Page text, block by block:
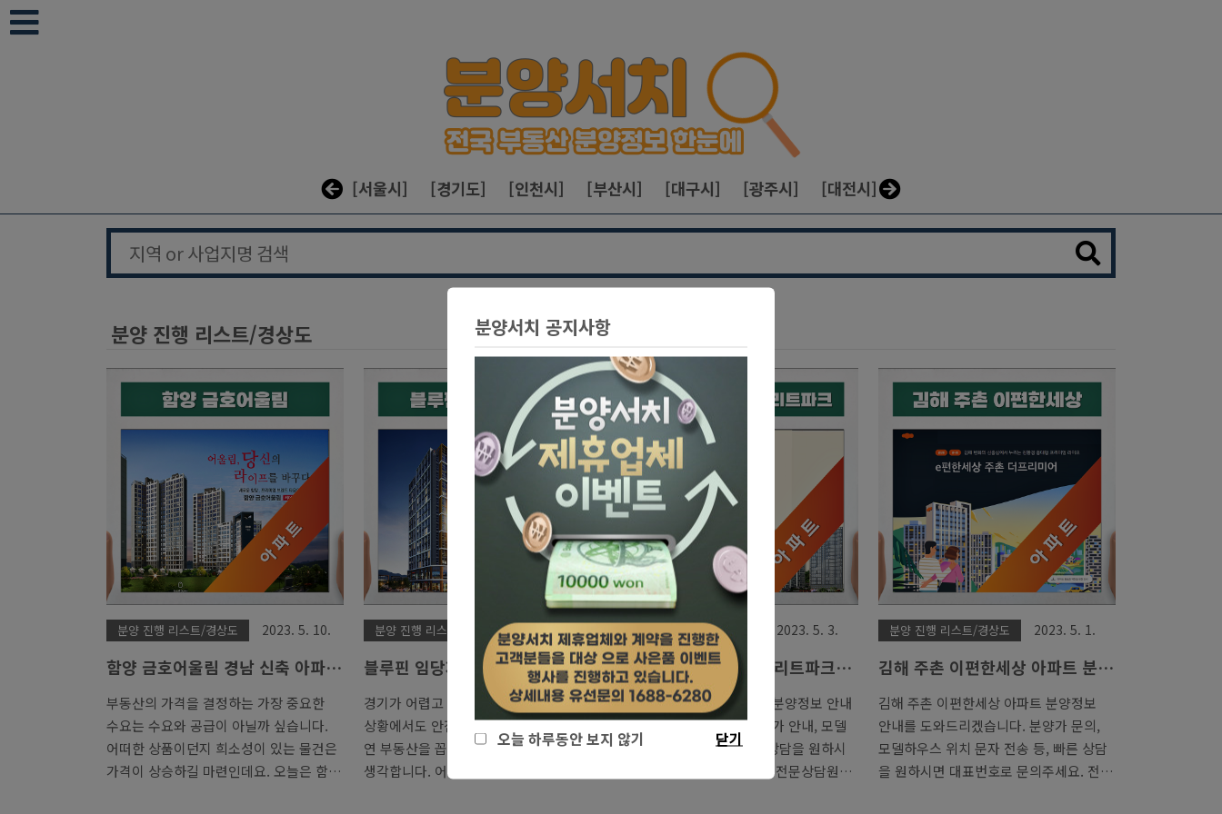
분양서치 공지사항
오늘 하루동안 보지 않기 닫기
본문 바로가기
[서울시] [경기도] [인천시] [부산시] [대구시] [광주시] [대전시] [울산시]
분양 진행 리스트/경상도
분양 진행 리스트/경상도 2023. 5. 10.
함양 금호어울림 경남 신축 아파
부동산의 가격을 결정하는 가장 중요한
수요는 수요와 공급이 아닐까 싶습니다.
어떠한 상품이던지 희소성이 있는 물건은
가격이 상승하길 마련인데요. 오늘은 함
분양 진행 리스트/경상도 2023. 5. 4.
블루핀 임당제니스 오피스텔 분양
가 모델하우스 정보안내
경기가 어렵고 금리가 꾸준히 올라가는
상황에서도 안전한 투자처를 찾는다면 단
연 부동산을 꼽는 분이 가장 많지 않을까
생각합니다. 어제 FED의 금리 발표에서
분양 진행 리스트/경상도 2023. 5. 3.
포항 학산 한신더휴 엘리트파크
아파트 분양가 모델하우스 안내
학산 한신더휴 엘리트파크 분양정보 안내
를 도와드리겠습니다. 분양가 안내, 모델
하우스 위치 문의 등 빠른 상담을 원하시
면 대표번호로 문의주세요. 전문상담원이
분양 진행 리스트/경상도 2023. 5. 1.
김해 주촌 이편한세상 아파트 분
김해 주촌 이편한세상 아파트 분양정보
안내를 도와드리겠습니다. 분양가 문의,
모델하우스 위치 문자 전송 등, 빠른 상담
을 원하시면 대표번호로 문의주세요. 전